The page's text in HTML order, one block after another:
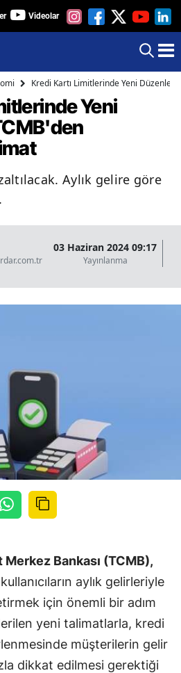
Videolar
Kredi Kartı Limitlerinde Yeni
Yeni
Aylık gelire göre
03 Haziran 2024 09:17
Yayınlanma
Bankası (TCMB),
aylık gelirleriyle
için önemli bir adım
yeni talimatlarla, kredi
müşterilerin gelir
dikkat edilmesi gerektiği